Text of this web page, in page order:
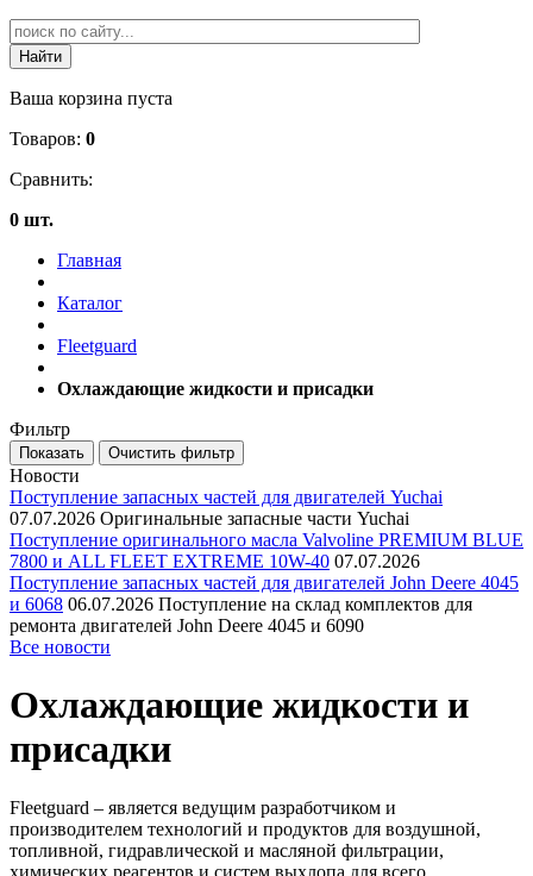
Ваша корзина пуста
Товаров: 0
Сравнить:
0 шт.
Главная
Каталог
Fleetguard
Охлаждающие жидкости и присадки
Фильтр
Новости
Поступление запасных частей для двигателей Yuchai
07.07.2026 Оригинальные запасные части Yuchai
Поступление оригинального масла Valvoline PREMIUM BLUE
7800 и ALL FLEET EXTREME 10W-40 07.07.2026
Поступление запасных частей для двигателей John Deere 4045
и 6068 06.07.2026 Поступление на склад комплектов для
ремонта двигателей John Deere 4045 и 6090
Все новости
Охлаждающие жидкости и
присадки
Fleetguard – является ведущим разработчиком и
производителем технологий и продуктов для воздушной,
топливной, гидравлической и масляной фильтрации,
химических реагентов и систем выхлопа для всего